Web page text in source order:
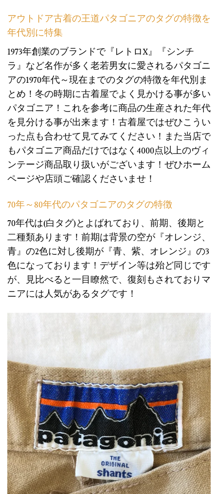
アウトドア古着の王道パタゴニアのタグの特徴を
年代別に特集
1973年創業のブランドで『レトロX』『シンチ
ラ』など名作が多く老若男女に愛されるパタゴニ
アの1970年代～現在までのタグの特徴を年代別ま
とめ！冬の時期に古着屋でよく見かける事が多い
パタゴニア！これを参考に商品の生産された年代
を見分ける事が出来ます！古着屋ではぜひこうい
った点も合わせて見てみてください！また当店で
もパタゴニア商品だけではなく4000点以上のヴィ
ンテージ商品取り扱いがございます！ぜひホーム
ページや店頭ご確認くださいませ！
70年～80年代のパタゴニアのタグの特徴
70年代は(白タグ)とよばれており、前期、後期と
二種類あります！前期は背景の空が『オレンジ、
青』の2色に対し後期が『青、紫、オレンジ』の3
色になっております！デザイン等は殆ど同じです
が、見比べると一目瞭然で、復刻もされておりマ
ニアには人気があるタグです！